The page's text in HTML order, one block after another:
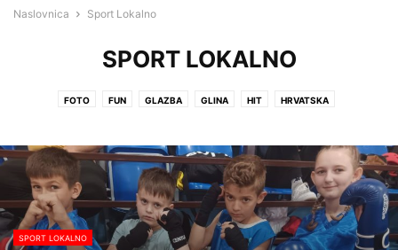
Naslovnica Sport Lokalno
SPORT LOKALNO
FOTO FUN GLAZBA GLINA HIT HRVATSKA
KUTINA LIFESTYLE NA GRUNTU NAJAVA DOGAĐANJA
NEKATEGORIZIRANO NOVSKA OGLASI PETRINJA POPOVAČA
SISAČKO-MOSLAVAČKA ŽUPANIJA SISAK SMŽ SPORT
SPORT LOKALNO VIDEO VIJESTI ZDRAVLJE
SPORT LOKALNO